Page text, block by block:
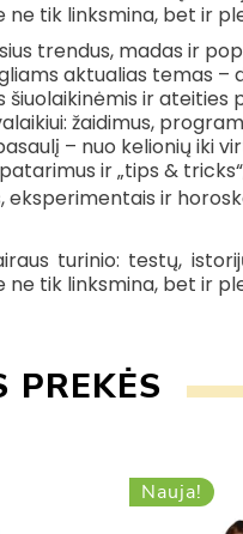
ne tik linksmina, bet ir
trendus, madas ir
aktualias temas –
ir ateities
žaidimus,
– nuo kelionių iki
ir „tips &
eksperimentais ir
turinio: testų,
ne tik linksmina, bet ir
PREKĖS
Nauja!